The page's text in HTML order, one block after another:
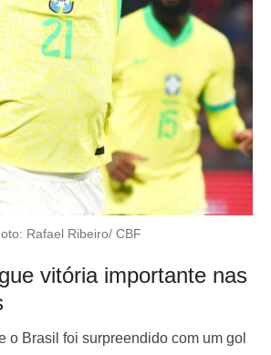
Rafael Ribeiro/ CBF
vitória importante nas
o Brasil foi surpreendido com um gol